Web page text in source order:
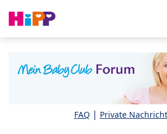
FAQ | Private